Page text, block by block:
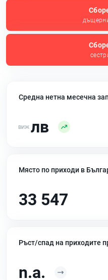
Средна нетна месечна
лв
Място по приходи в
33 547
Ръст/спад на приходите
n.a.